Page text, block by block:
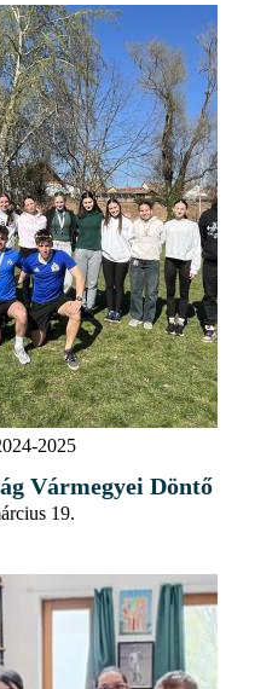
2025
Vármegyei Döntő
19.